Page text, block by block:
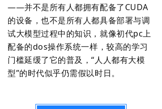
——并不是所有人都拥有配备了CUDA
的设备，也不是所有人都具备部署与调
试大模型过程中的知识，就像初代pc上
配备的dos操作系统一样，较高的学习
门槛延缓了它的普及，“人人都有大模
型”的时代似乎仍需假以时日。